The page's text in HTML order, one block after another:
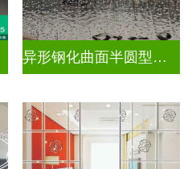
异形钢化曲面半圆型异形弧形玻璃